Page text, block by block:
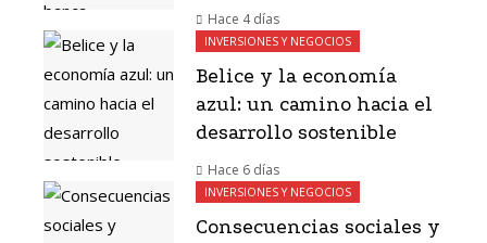
Hace 4 días
INVERSIONES Y NEGOCIOS
Belice y la economía
azul: un camino hacia el
desarrollo sostenible
Hace 6 días
INVERSIONES Y NEGOCIOS
Consecuencias sociales y